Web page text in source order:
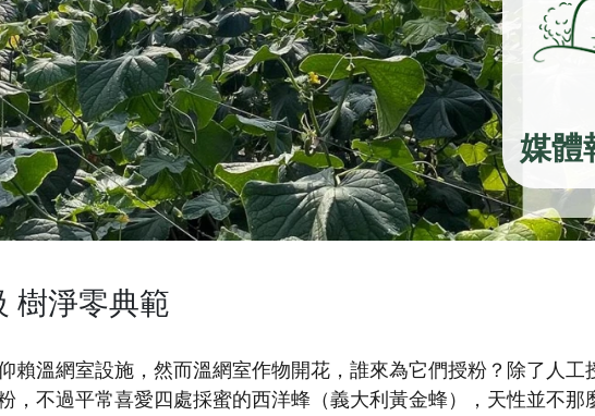
媒體
樹淨零典範
賴溫網室設施，然而溫網室作物開花，誰來為它們授粉？除了人工
，不過平常喜愛四處採蜜的西洋蜂（義大利黃金蜂），天性並不那